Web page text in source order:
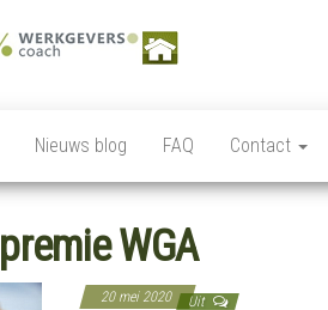
Werkgeverscoach,
Payroll –
Verzekeringen –
Ziekteverzuim wet en
regelgeving,
Personeelsverzekeringen,
loonkostensubsidies,
Payrolling, Juridische
zaken, Opleiding,
ontwikkeling en
Nieuws blog FAQ Contact
premie WGA
20 mei 2020 Uit